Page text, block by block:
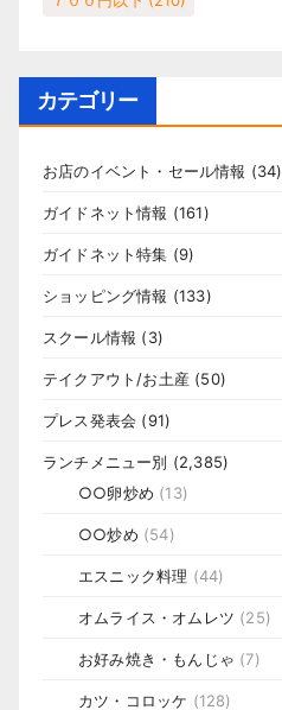
カテゴリー
お店のイベント・セール情報 (34)
ガイドネット情報 (161)
ガイドネット特集 (9)
ショッピング情報 (133)
スクール情報 (3)
テイクアウト/お土産 (50)
プレス発表会 (91)
ランチメニュー別 (2,385)
○○卵炒め (13)
○○炒め (54)
エスニック料理 (44)
オムライス・オムレツ (25)
お好み焼き・もんじゃ (7)
カツ・コロッケ (128)